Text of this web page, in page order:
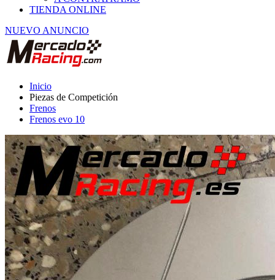
NUEVO ANUNCIO
Piezas de Competición
Frenos
Frenos evo 10